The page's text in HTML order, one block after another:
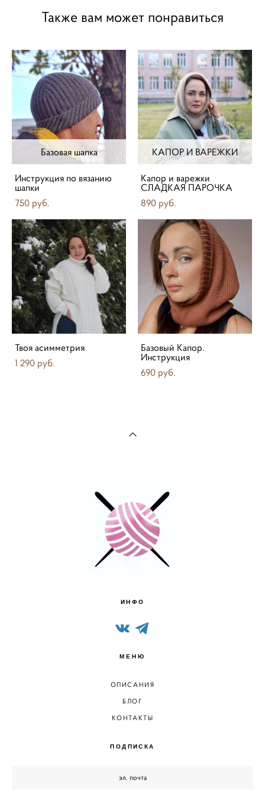
Также вам может понравиться
Базовая шапка
Инструкция по вязанию
шапки
750 pуб.
КАПОР И ВАРЕЖКИ
Капор и варежки
СЛАДКАЯ ПАРОЧКА
890 pуб.
Твоя асимметрия
1 290 pуб.
Базовый Капор.
Инструкция
690 pуб.
ИНФО
МЕНЮ
ОПИСАНИЯ
БЛОГ
КОНТАКТЫ
ПОДПИСКА